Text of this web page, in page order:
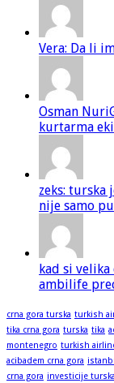
Vera: Da li
Osman
kurtarma
zeks: turska
nije samo
kad si
ambilife
crna gora turska turkish
tika crna gora turska tika
montenegro turkish
acibadem crna gora
crna gora investicije turska